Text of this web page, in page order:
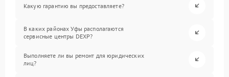
Какую гарантию вы предоставляете?
В каких районах Уфы располагаются
сервисные центры DEXP?
Выполняете ли вы ремонт для юридических
лиц?